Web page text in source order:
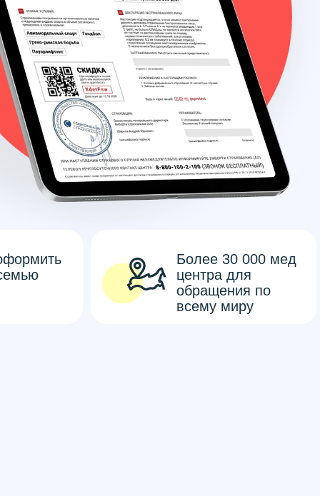
Более 30 000 мед
центра для
обращения по
всему миру